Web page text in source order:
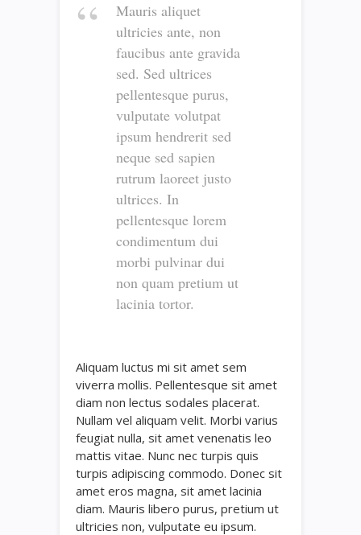
Mauris aliquet
ultricies ante, non
faucibus ante gravida
sed. Sed ultrices
pellentesque purus,
vulputate volutpat
ipsum hendrerit sed
neque sed sapien
rutrum laoreet justo
ultrices. In
pellentesque lorem
condimentum dui
morbi pulvinar dui
non quam pretium ut
lacinia tortor.
Aliquam luctus mi sit amet sem
viverra mollis. Pellentesque sit amet
diam non lectus sodales placerat.
Nullam vel aliquam velit. Morbi varius
feugiat nulla, sit amet venenatis leo
mattis vitae. Nunc nec turpis quis
turpis adipiscing commodo. Donec sit
amet eros magna, sit amet lacinia
diam. Mauris libero purus, pretium ut
ultricies non, vulputate eu ipsum.